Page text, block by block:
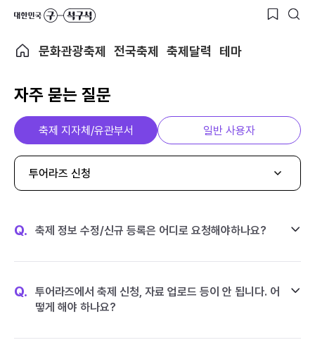
문화관광축제 전국축제 축제달력 테마
자주 묻는 질문
축제 지자체/유관부서 일반 사용자
투어라즈 신청
Q. 축제 정보 수정/신규 등록은 어디로 요청해야하나요?
Q.
투어라즈에서 축제 신청, 자료 업로드 등이 안 됩니다. 어
떻게 해야 하나요?